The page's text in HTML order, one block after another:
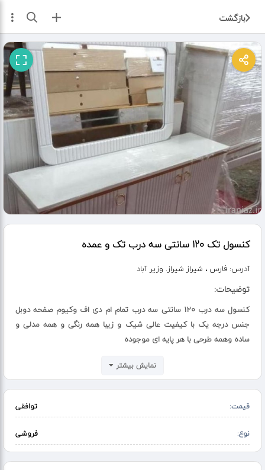
بازگشت ثبت آگهی
کنسول تک 120 سانتی سه درب تک و عمده
آدرس: فارس ، شیراز شیراز. وزیر آباد
توضیحات:
کنسول سه درب 120 سانتی سه درب تمام ام دی اف وکیوم صفحه دوبل
جنس درجه یک با کیفیت عالی شیک و زیبا همه رنگی و همه مدلی و
ساده وهمه طرحی با هر پایه ای موجوده
پایه فلزی و پایه گنبدی به انتخاب مشتری
قیمت درج شده کنسول تک می باشد
آدرس انبار پخش تک و عمده
میدان شهید شیرودی بلوار ولایت وزیر آباد 50 متر بعد از امامزاده کوچه 8
آخر کوچه انبار شیرازی
لوکیشن دقیق پایین آگهی هست
نمایش بیشتر
قیمت: توافقی
نوع: فروشی